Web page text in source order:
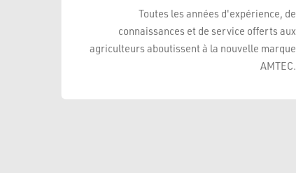
Toutes les années d'expérience, de
connaissances et de service offerts aux
agriculteurs aboutissent à la nouvelle marque
AMTEC.